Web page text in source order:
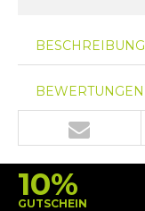
BESCHREIBUNG
BEWERTUNGEN
10%
GUTSCHEIN